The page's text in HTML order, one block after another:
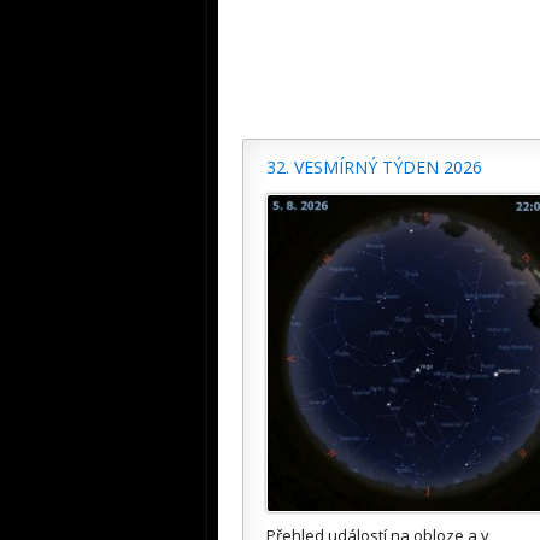
32. VESMÍRNÝ TÝDEN 2026
Přehled událostí na obloze a v